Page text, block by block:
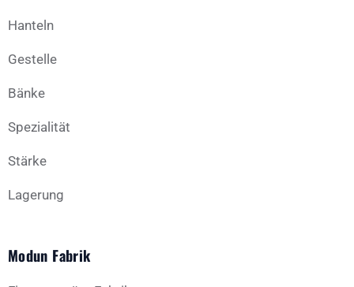
Hanteln
Gestelle
Bänke
Spezialität
Stärke
Lagerung
Modun Fabrik